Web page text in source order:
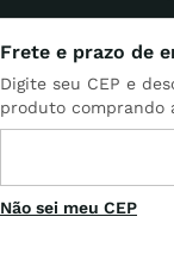
Não sei meu CEP